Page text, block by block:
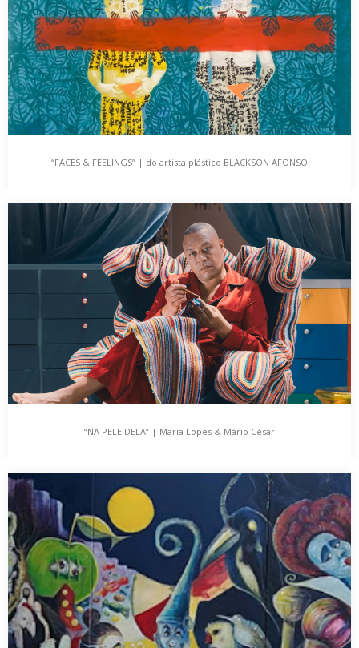
pintura, fotografia, artesanato, várias exposições individuais…
“FACES & FEELINGS” | do artista plástico BLACKSON
AFONSO
O Hotel do Chiado, situado na baixa pombalina, com uma vista
deslumbrante sobre a cidade de…
“FACES & FEELINGS” | do artista plástico BLACKSON AFONSO
“NA PELE DELA” | Maria Lopes & Mário César
“Na Pele Dela” | a fotografia como ativismo por uma sociedade
inclusa, é a exposição fotográfica…
“NA PELE DELA” | Maria Lopes & Mário César